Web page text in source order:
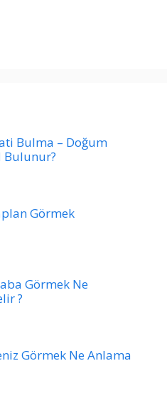
Bulma – Doğum
Bulunur?
Görmek
Görmek Ne
?
Görmek Ne Anlama